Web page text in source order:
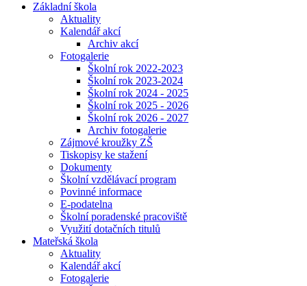
Základní škola
Aktuality
Kalendář akcí
Archiv akcí
Fotogalerie
Školní rok 2022-2023
Školní rok 2023-2024
Školní rok 2024 - 2025
Školní rok 2025 - 2026
Školní rok 2026 - 2027
Archiv fotogalerie
Zájmové kroužky ZŠ
Tiskopisy ke stažení
Dokumenty
Školní vzdělávací program
Povinné informace
E-podatelna
Školní poradenské pracoviště
Využití dotačních titulů
Mateřská škola
Aktuality
Kalendář akcí
Fotogalerie